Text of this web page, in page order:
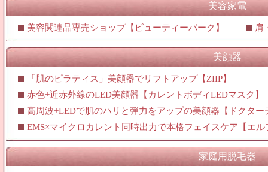
美容家電
美容関連品専売ショップ【ビューティーパーク】 肩
美顔器
「肌のピラティス」美顔器でリフトアップ【ZIIP】
赤色+近赤外線のLED美顔器【カレントボディLEDマスク】
高周波+LEDで肌のハリと弾力をアップの美顔器【ドクター
EMS×マイクロカレント同時出力で本格フェイスケア【エ
家庭用脱毛器